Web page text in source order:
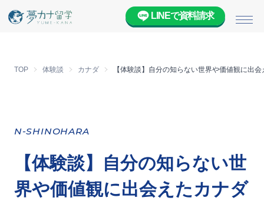
メ
LINEで資料請求
TOP 体験談 カナダ 【体験談】自分の知らない世界や価値観に出
N-SHINOHARA
【体験談】自分の知らない世
界や価値観に出会えたカナダ